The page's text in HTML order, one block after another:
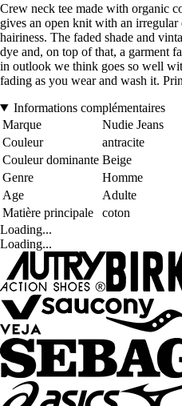
Crew neck tee made with organic
gives an open knit with an irregular
hairiness. The faded shade and
dye and, on top of that, a garment
in outlook we think goes so well
fading as you wear and wash it.
Informations complémentaires
Marque
Nudie Jeans
Couleur
antracite
Couleur dominante Beige
Genre
Homme
Age
Adulte
Matière principale
coton
Loading...
Loading...